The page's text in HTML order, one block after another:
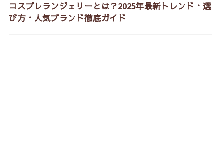
コスプレランジェリーとは？2025年最新トレンド・選
び方・人気ブランド徹底ガイド